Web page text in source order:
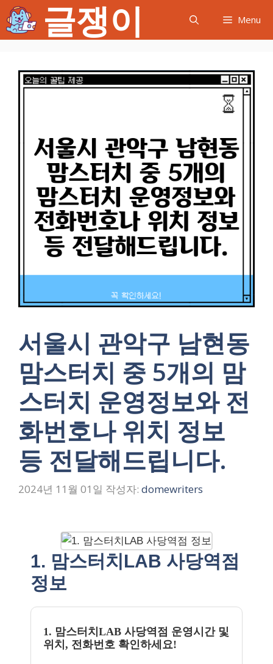
텐
츠
글쟁이 Menu
서울시 관악구 남현동
맘스터치 중 5개의 맘
스터치 운영정보와 전
화번호나 위치 정보
등 전달해드립니다.
2024년 11월 01일 작성자: domewriters
1. 맘스터치LAB 사당역점
정보
1. 맘스터치LAB 사당역점 운영시간 및
위치, 전화번호 확인하세요!